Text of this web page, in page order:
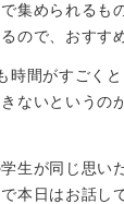
集められるも
ので、おすす
時間がすごく
ないというの
生が同じ思い
本日はお話し